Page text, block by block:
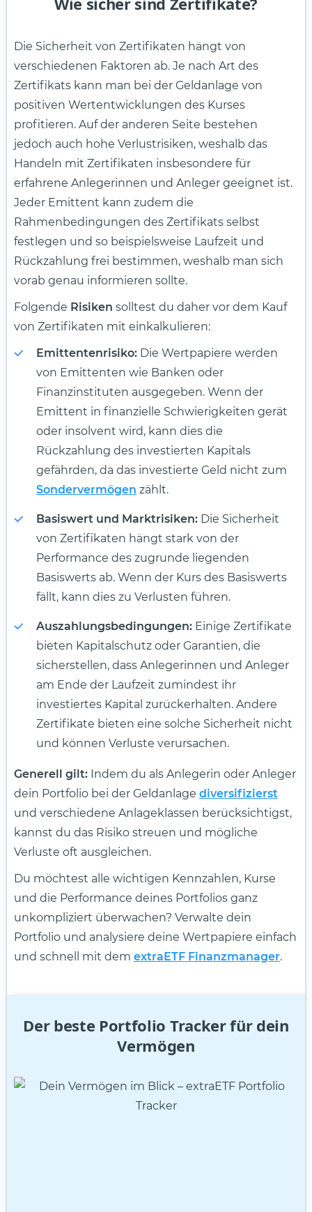
Die Sicherheit von Zertifikaten hängt von
verschiedenen Faktoren ab. Je nach Art des
Zertifikats kann man bei der Geldanlage von
positiven Wertentwicklungen des Kurses
profitieren. Auf der anderen Seite bestehen
jedoch auch hohe Verlustrisiken, weshalb das
Handeln mit Zertifikaten insbesondere für
erfahrene Anlegerinnen und Anleger geeignet ist.
Jeder Emittent kann zudem die
Rahmenbedingungen des Zertifikats selbst
festlegen und so beispielsweise Laufzeit und
Rückzahlung frei bestimmen, weshalb man sich
vorab genau informieren sollte.
Folgende Risiken solltest du daher vor dem Kauf
von Zertifikaten mit einkalkulieren:
Emittentenrisiko: Die Wertpapiere werden
von Emittenten wie Banken oder
Finanzinstituten ausgegeben. Wenn der
Emittent in finanzielle Schwierigkeiten gerät
oder insolvent wird, kann dies die
Rückzahlung des investierten Kapitals
gefährden, da das investierte Geld nicht zum
Sondervermögen zählt.
Basiswert und Marktrisiken: Die Sicherheit
von Zertifikaten hängt stark von der
Performance des zugrunde liegenden
Basiswerts ab. Wenn der Kurs des Basiswerts
fällt, kann dies zu Verlusten führen.
Auszahlungsbedingungen: Einige Zertifikate
bieten Kapitalschutz oder Garantien, die
sicherstellen, dass Anlegerinnen und Anleger
am Ende der Laufzeit zumindest ihr
investiertes Kapital zurückerhalten. Andere
Zertifikate bieten eine solche Sicherheit nicht
und können Verluste verursachen.
Generell gilt: Indem du als Anlegerin oder Anleger
dein Portfolio bei der Geldanlage diversifizierst
und verschiedene Anlageklassen berücksichtigst,
kannst du das Risiko streuen und mögliche
Verluste oft ausgleichen.
Du möchtest alle wichtigen Kennzahlen, Kurse
und die Performance deines Portfolios ganz
unkompliziert überwachen? Verwalte dein
Portfolio und analysiere deine Wertpapiere einfach
und schnell mit dem extraETF Finanzmanager.
Der beste Portfolio Tracker für dein
Vermögen